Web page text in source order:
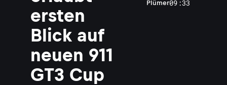
ersten
Blick auf
neuen 911
GT3 Cup
Plümer09:33